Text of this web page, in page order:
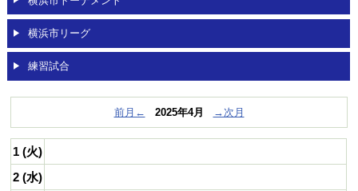
横浜市リーグ
練習試合
前月← 2025年4月 →次月
1 (火)
2 (水)